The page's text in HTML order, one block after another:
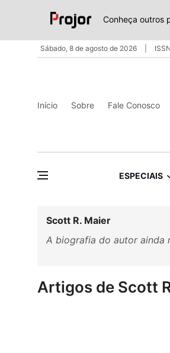
Conheça outros
Sábado, 8 de agosto de 2026
Início Sobre Fale Conosco
ESPECIAIS
Scott R. Maier
A biografia do autor ainda
Artigos de Scott